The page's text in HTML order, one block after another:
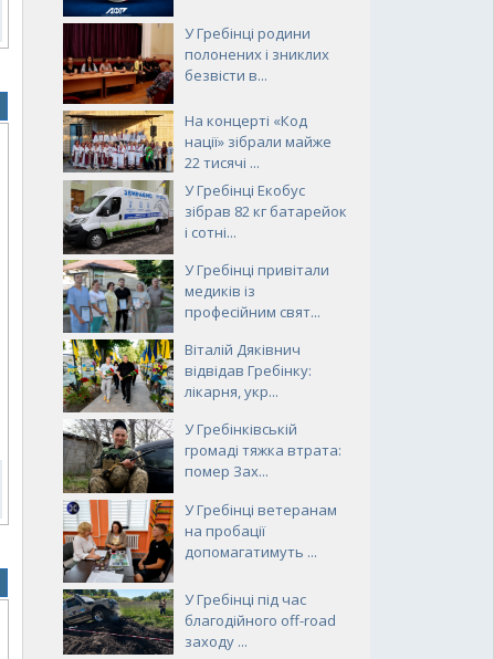
У Гребінці родини
полонених і зниклих
безвісти в...
На концерті «Код
нації» зібрали майже
22 тисячі ...
У Гребінці Екобус
зібрав 82 кг батарейок
і сотні...
У Гребінці привітали
медиків із
професійним свят...
Віталій Дяківнич
відвідав Гребінку:
лікарня, укр...
У Гребінківській
громаді тяжка втрата:
помер Зах...
У Гребінці ветеранам
на пробації
допомагатимуть ...
У Гребінці під час
благодійного off-road
заходу ...